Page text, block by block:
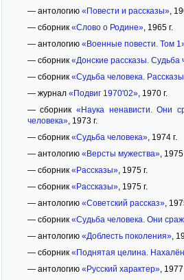
— антологию «Повести и рассказы»,
— сборник «Слово о Родине», 1965 г.
— антологию «Военные повести. Том
— сборник «Донские рассказы. Судьба
— сборник «Судьба человека.
— журнал «Подвиг 1970'02», 1970 г.
— сборник«Наука ненависти. Они
человека», 1973 г.
— сборник «Судьба человека», 1974 г.
— антологию «Версты мужества», 1975
— сборник «Рассказы», 1975 г.
— сборник «Рассказы», 1975 г.
— антологию «Советский рассказ»,
— сборник «Судьба человека. Они
— антологию «Доблесть поколения»,
— сборник «Поднятая целина.
— антологию «Русский характер», 1977